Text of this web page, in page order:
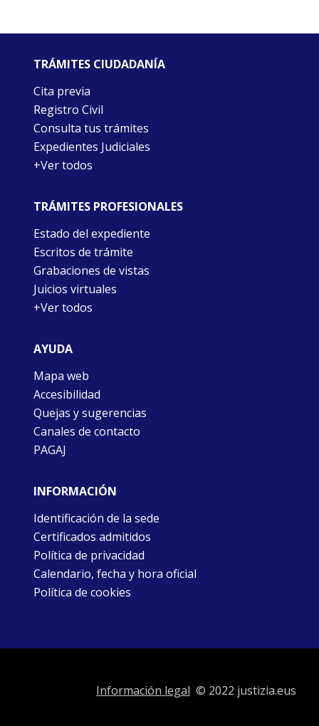
TRÁMITES CIUDADANÍA
Cita previa
Registro Civil
Consulta tus trámites
Expedientes Judiciales
+Ver todos
TRÁMITES PROFESIONALES
Estado del expediente
Escritos de trámite
Grabaciones de vistas
Juicios virtuales
+Ver todos
AYUDA
Mapa web
Accesibilidad
Quejas y sugerencias
Canales de contacto
PAGAJ
INFORMACIÓN
Identificación de la sede
Certificados admitidos
Política de privacidad
Calendario, fecha y hora oficial
Política de cookies
Información legal © 2022 justizia.eus